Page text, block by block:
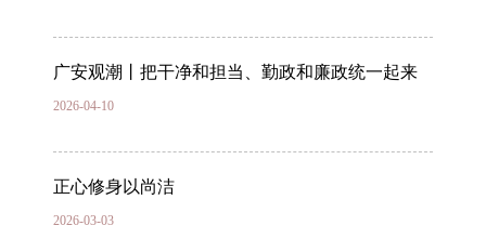
广安观潮丨把干净和担当、勤政和廉政统一起来
2026-04-10
正心修身以尚洁
2026-03-03